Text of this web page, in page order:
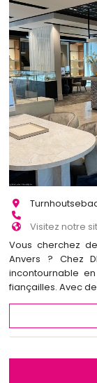
Visitez notre
Vous cherchez
Anvers ? Chez
incontournable
fiançailles. Avec